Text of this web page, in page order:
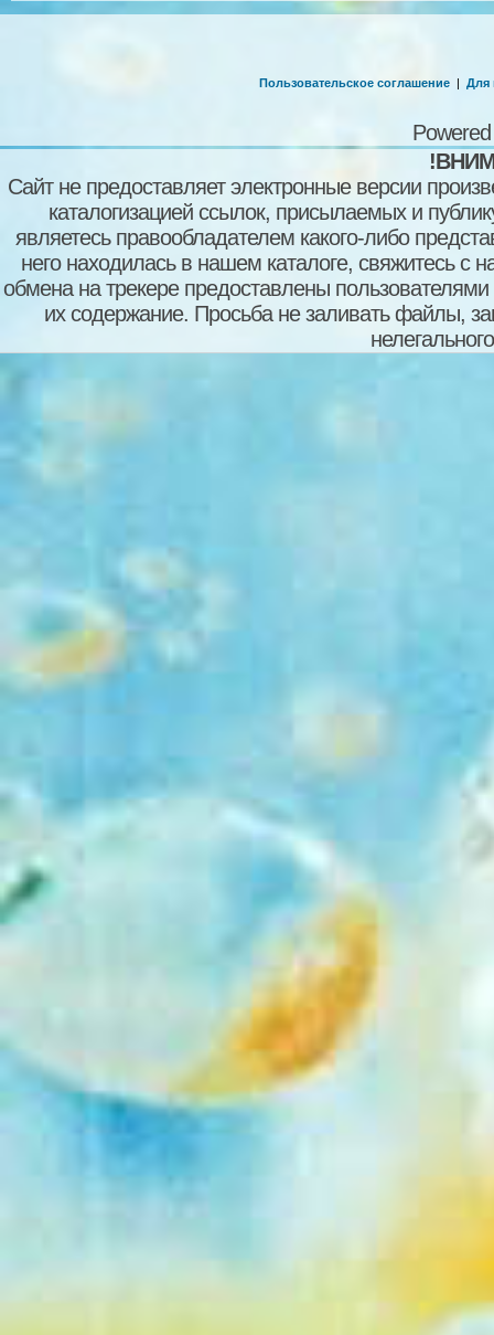
Пользовательское соглашение | Для
Сайт не предоставляет электронные версии
каталогизацией ссылок, присылаемых и
являетесь правообладателем какого-либо
него находилась в нашем каталоге, свяжитесь
обмена на трекере предоставлены пользователями
их содержание. Просьба не заливать файлы,